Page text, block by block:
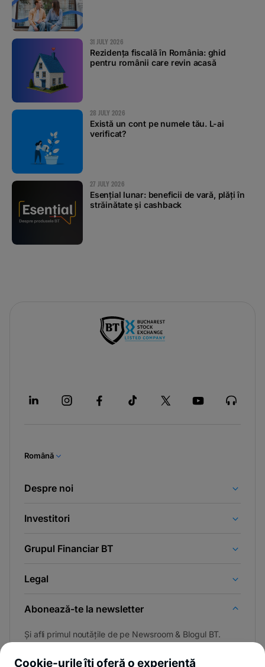
31 JULY 2026
Rezidența fiscală în România: ghid
pentru românii care revin acasă
28 JULY 2026
Există un cont pe numele tău. L-ai
verificat?
27 JULY 2026
Esențial lunar: beneficii de vară, plăți în
străinătate și cashback
Română
Despre noi
Investitori
Grupul Financiar BT
Legal
Abonează-te la newsletter
Și afli primul noutățile de pe Newsroom & Blogul BT.
Cookie-urile îți oferă o experiență